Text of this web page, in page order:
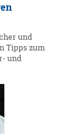
und
Tipps zum
und